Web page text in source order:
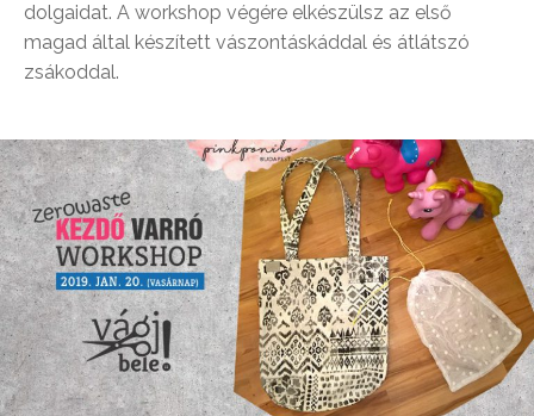
dolgaidat. A workshop végére elkészülsz az első
magad által készített vászontáskáddal és átlátszó
zsákoddal.